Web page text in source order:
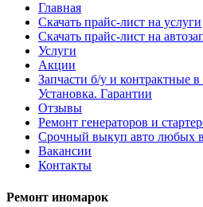
Главная
Скачать прайс-лист на услуги
Скачать прайс-лист на
Услуги
Акции
Запчасти б/у и контрактные
Установка. Гарантии
Отзывы
Ремонт генераторов и
Cрочный выкуп авто любых
Вакансии
Контакты
Ремонт иномарок